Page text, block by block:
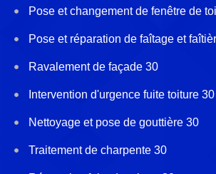
Pose et changement de fenêtre de
Pose et réparation de faîtage et
Ravalement de façade 30
Intervention d'urgence fuite toiture 30
Nettoyage et pose de gouttière 30
Traitement de charpente 30